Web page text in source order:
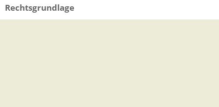
Rechtsgrundlage